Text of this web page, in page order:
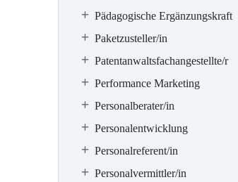
Pädagogische Ergänzungskraft
Paketzusteller/in
Patentanwaltsfachangestellte/r
Performance Marketing
Personalberater/in
Personalentwicklung
Personalreferent/in
Personalvermittler/in